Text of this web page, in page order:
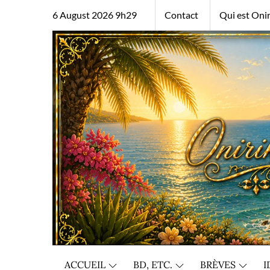
6 August 2026 9h29 Contact Qui est
ACCUEIL BD, ETC. BRÈVES